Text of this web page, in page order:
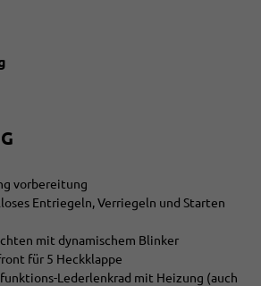
vorbereitung
Entriegeln, Verriegeln und Starten
mit dynamischem Blinker
für 5 Heckklappe
Lederlenkrad mit Heizung (auch